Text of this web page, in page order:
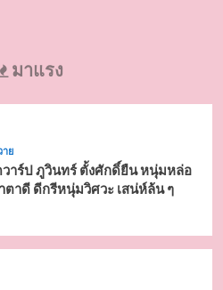
มาแรง
าย
วาร์ป ภูวินทร์ ตั้งศักดิ์ยืน หนุ่มหล่อ
ตาดี ดีกรีหนุ่มวิศวะ เสน่ห์ล้น ๆ